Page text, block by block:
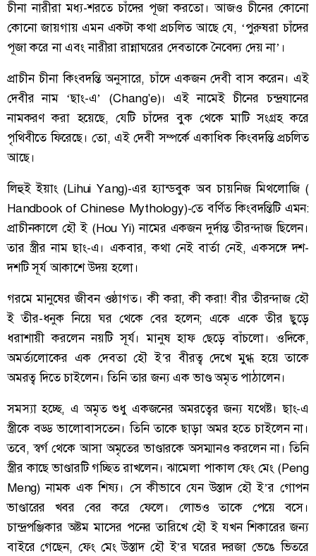
চীনা নারীরা মধ্য-শরতে চাঁদের পূজা করতো। আজও চীনের কোনো
কোনো জায়গায় এমন একটা কথা প্রচলিত আছে যে, ‘পুরুষরা চাঁদের
পূজা করে না এবং নারীরা রান্নাঘরের দেবতাকে নৈবেদ্য দেয় না’।
প্রাচীন চীনা কিংবদন্তি অনুসারে, চাঁদে একজন দেবী বাস করেন। এই
দেবীর নাম ‘ছাং-এ’ (Chang'e)। এই নামেই চীনের চন্দ্রযানের
নামকরণ করা হয়েছে, যেটি চাঁদের বুক থেকে মাটি সংগ্রহ করে
পৃথিবীতে ফিরেছে। তো, এই দেবী সম্পর্কে একাধিক কিংবদন্তি প্রচলিত
আছে।
লিহুই ইয়াং (Lihui Yang)-এর হ্যান্ডবুক অব চায়নিজ মিথলোজি (
Handbook of Chinese Mythology)-তে বর্ণিত কিংবদন্তিটি এমন:
প্রাচীনকালে হৌ ই (Hou Yi) নামের একজন দুর্দান্ত তীরন্দাজ ছিলেন।
তার স্ত্রীর নাম ছাং-এ। একবার, কথা নেই বার্তা নেই, একসঙ্গে দশ-
দশটি সূর্য আকাশে উদয় হলো।
গরমে মানুষের জীবন ওষ্ঠাগত। কী করা, কী করা! বীর তীরন্দাজ হৌ
ই তীর-ধনুক নিয়ে ঘর থেকে বের হলেন; একে একে তীর ছুড়ে
ধরাশায়ী করলেন নয়টি সূর্য। মানুষ হাফ ছেড়ে বাঁচলো। ওদিকে,
অমর্ত্যলোকের এক দেবতা হৌ ই’র বীরত্ব দেখে মুগ্ধ হয়ে তাকে
অমরত্ব দিতে চাইলেন। তিনি তার জন্য এক ভাণ্ড অমৃত পাঠালেন।
সমস্যা হচ্ছে, এ অমৃত শুধু একজনের অমরত্বের জন্য যথেষ্ট। ছাং-এ
স্ত্রীকে বড্ড ভালোবাসতেন। তিনি তাকে ছাড়া অমর হতে চাইলেন না।
তবে, স্বর্গ থেকে আসা অমৃতের ভাণ্ডারকে অসম্মানও করলেন না। তিনি
স্ত্রীর কাছে ভাণ্ডারটি গচ্ছিত রাখলেন। ঝামেলা পাকাল ফেং মেং (Peng
Meng) নামক এক শিষ্য। সে কীভাবে যেন উস্তাদ হৌ ই’র গোপন
ভাণ্ডারের খবর বের করে ফেলে। লোভও তাকে পেয়ে বসে।
চান্দ্রপঞ্জিকার অষ্টম মাসের পনের তারিখে হৌ ই যখন শিকারের জন্য
বাইরে গেছেন, ফেং মেং উস্তাদ হৌ ই’র ঘরের দরজা ভেঙে ভিতরে